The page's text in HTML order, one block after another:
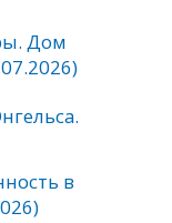
Дом
в